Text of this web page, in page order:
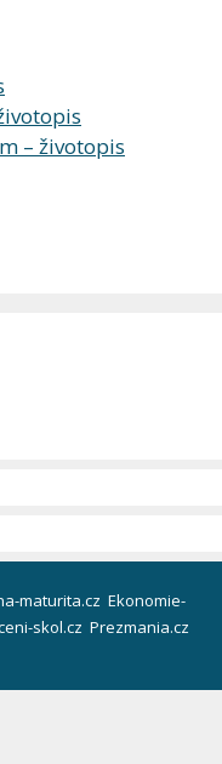
– životopis
maturita.cz Ekonomie-
skol.cz Prezmania.cz